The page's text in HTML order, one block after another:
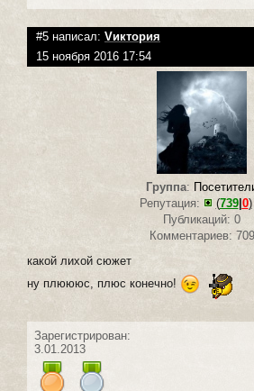
#5 написал: Vиктория
15 ноября 2016 17:54
Группа:
Репутация:
(739| 0)
Публикаций: 0
Комментариев: 709
какой лихой сюжет
ну плюююс, плюс конечно!
Зарегистрирован:
3.01.2013